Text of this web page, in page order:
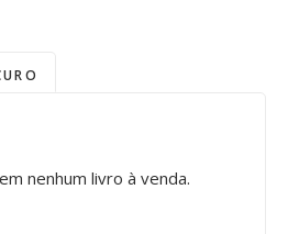
nenhum livro à venda.